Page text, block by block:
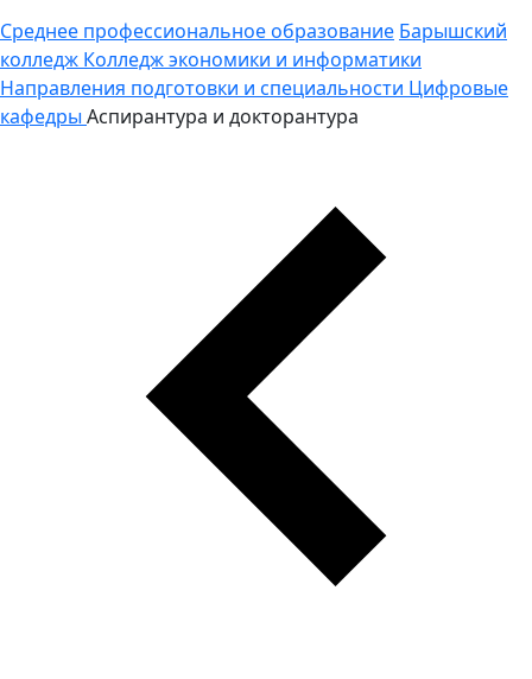
Среднее профессиональное образование Барышский
колледж Колледж экономики и информатики
Направления подготовки и специальности Цифровые
кафедры Аспирантура и докторантура